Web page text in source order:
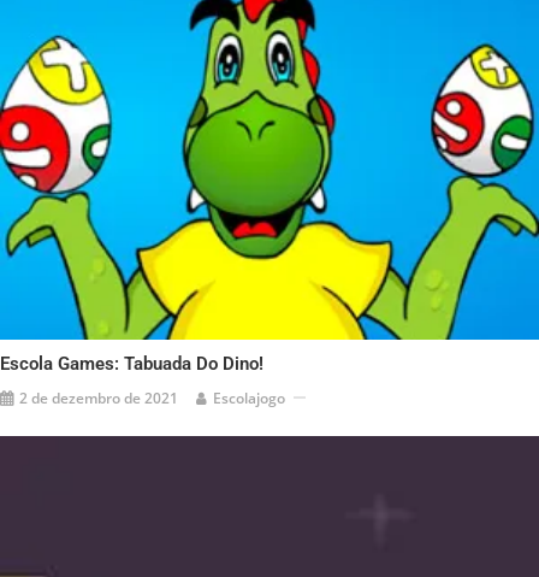
Escola Games: Tabuada Do Dino!
2 de dezembro de 2021 Escolajogo